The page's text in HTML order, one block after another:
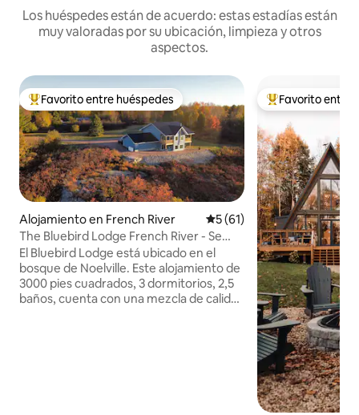
Los huéspedes están de acuerdo: estas estadías están
muy valoradas por su ubicación, limpieza y otros
aspectos.
Favorito entre huéspedes preferido
Favorito entre huéspedes
Alojamiento en French River Calificación promedio: 5 de
5 (61)
The Bluebird Lodge French River - Se
admiten mascotas
El Bluebird Lodge está ubicado en el
bosque de Noelville. Este alojamiento de
3000 pies cuadrados, 3 dormitorios, 2,5
baños, cuenta con una mezcla de calidez
Favorito entre
Favorito entre